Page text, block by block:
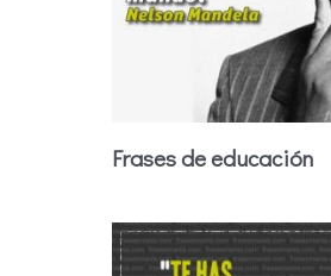
Frases de educación